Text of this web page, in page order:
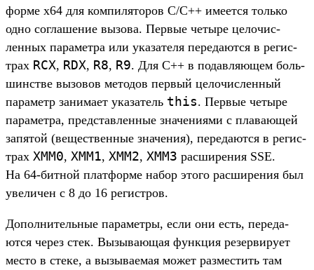
форме x64 для ком­пилято­ров C/C++ име­ется толь­ко
одно сог­лашение вызова. Пер­вые четыре целочис­
ленных парамет­ра или ука­зате­ля переда­ются в регис­
трах RCX, RDX, R8, R9. Для C++ в подав­ляющем боль­
шинс­тве вызовов методов пер­вый целочис­ленный
параметр занима­ет ука­затель this. Пер­вые четыре
парамет­ра, пред­став­ленные зна­чени­ями с пла­вающей
запятой (вещес­твен­ные зна­чения), переда­ются в регис­
трах XMM0, XMM1, XMM2, XMM3 рас­ширения SSE.
На 64-бит­ной плат­форме набор это­го рас­ширения был
уве­личен с 8 до 16 регис­тров.
До­пол­нитель­ные парамет­ры, если они есть, переда­
ются через стек. Вызыва­ющая фун­кция резер­виру­ет
мес­то в сте­ке, а вызыва­емая может раз­местить там